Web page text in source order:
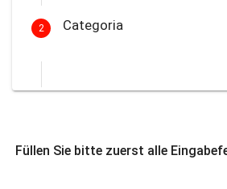
2 Categoria
Füllen Sie bitte zuerst alle